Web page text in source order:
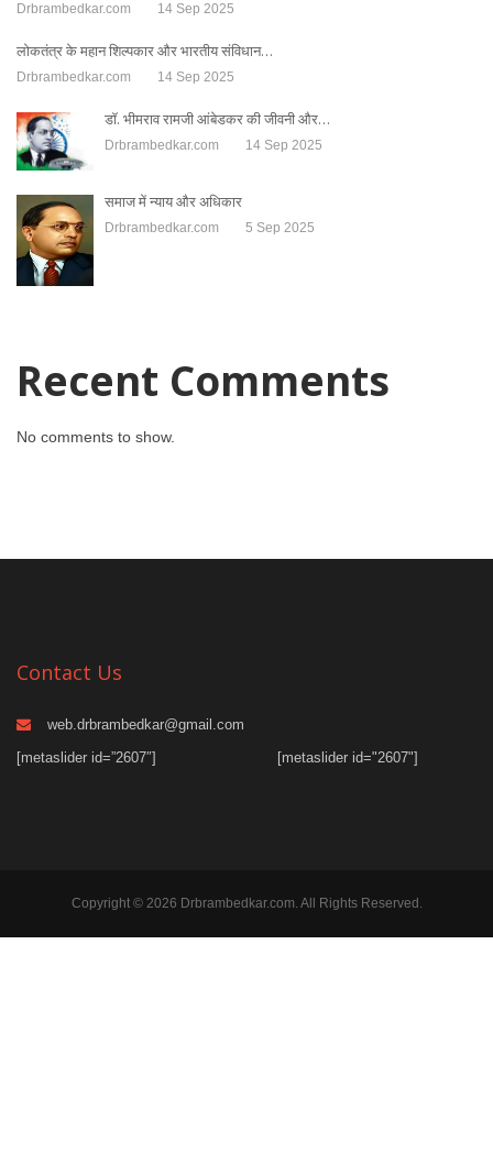
Drbrambedkar.com 14 Sep 2025
लोकतंत्र के महान शिल्पकार और भारतीय संविधान…
Drbrambedkar.com 14 Sep 2025
डॉ. भीमराव रामजी आंबेडकर की जीवनी और…
Drbrambedkar.com 14 Sep 2025
समाज में न्याय और अधिकार
Drbrambedkar.com 5 Sep 2025
Recent Comments
No comments to show.
Contact Us
web.drbrambedkar@gmail.com
[metaslider id=”2607″]
[metaslider id="2607"]
Copyright © 2026 Drbrambedkar.com. All Rights Reserved.